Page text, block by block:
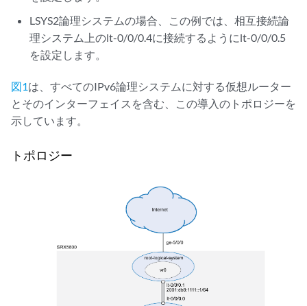
LSYS2論理システムの場合、この例では、相互接続論
理システム上のlt-0/0/0.4に接続するようにlt-0/0/0.5
を設定します。
図1は、すべてのIPv6論理システムに対する仮想ルーター
とそのインターフェイスを含む、この導入のトポロジーを
示しています。
トポロジー